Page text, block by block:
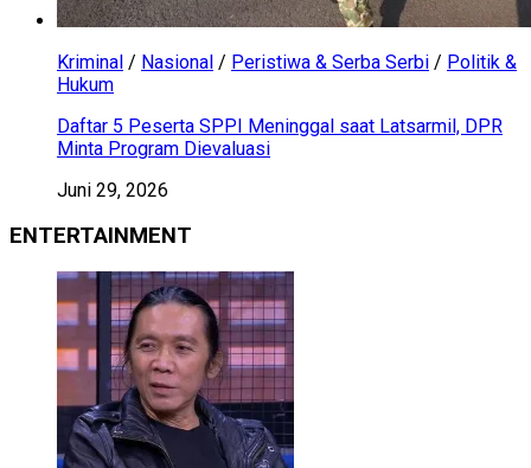
Kriminal / Nasional / Peristiwa & Serba Serbi / Politik &
Hukum
Daftar 5 Peserta SPPI Meninggal saat Latsarmil, DPR
Minta Program Dievaluasi
Juni 29, 2026
ENTERTAINMENT